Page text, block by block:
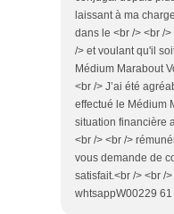
laissant à ma
dans le <br /> <br /
/> et voulant qu'il
Médium Marabout
<br /> J’ai été
effectué le Médium
situation financière
<br /> <br />
vous demande de
satisfait.<br /> <br /
whtsappW00229